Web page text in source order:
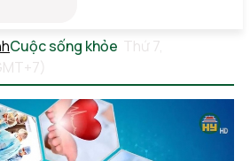
Cuộc sống khỏe Thứ 7,